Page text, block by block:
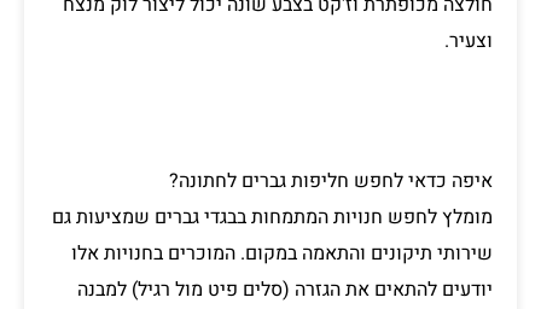
וצעיר.
איפה כדאי לחפש חליפות גברים לחתונה?
מומלץ לחפש חנויות המתמחות בבגדי גברים שמציעות גם
שירותי תיקונים והתאמה במקום. המוכרים בחנויות אלו
יודעים להתאים את הגזרה (סלים פיט מול רגיל) למבנה